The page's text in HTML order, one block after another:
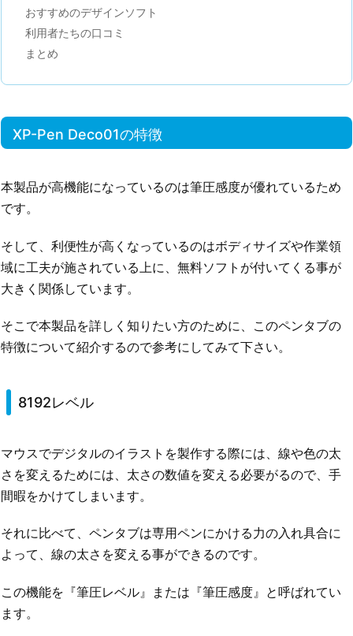
おすすめのデザインソフト
利用者たちの口コミ
まとめ
XP-Pen Deco01の特徴
本製品が高機能になっているのは筆圧感度が優れているため
です。
そして、利便性が高くなっているのはボディサイズや作業領
域に工夫が施されている上に、無料ソフトが付いてくる事が
大きく関係しています。
そこで本製品を詳しく知りたい方のために、このペンタブの
特徴について紹介するので参考にしてみて下さい。
8192レベル
マウスでデジタルのイラストを製作する際には、線や色の太
さを変えるためには、太さの数値を変える必要がるので、手
間暇をかけてしまいます。
それに比べて、ペンタブは専用ペンにかける力の入れ具合に
よって、線の太さを変える事ができるのです。
この機能を『筆圧レベル』または『筆圧感度』と呼ばれてい
ます。